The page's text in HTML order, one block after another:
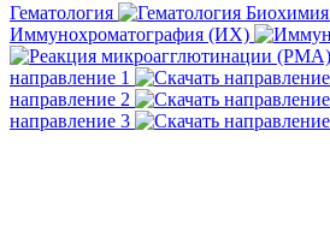
Гематология Биохимия
Иммунохроматография (ИХ)
направление 1
направление 2
направление 3